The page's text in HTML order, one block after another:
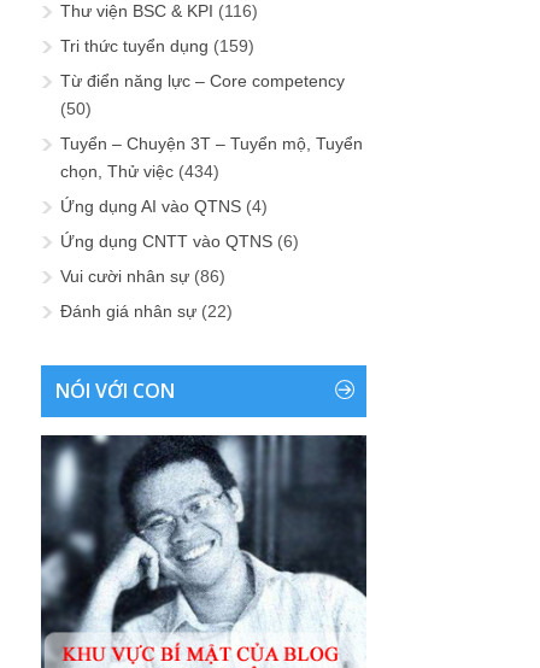
Thư viện BSC & KPI (116)
Tri thức tuyển dụng (159)
Từ điển năng lực – Core competency
(50)
Tuyển – Chuyện 3T – Tuyển mộ, Tuyển
chọn, Thử việc (434)
Ứng dụng AI vào QTNS (4)
Ứng dụng CNTT vào QTNS (6)
Vui cười nhân sự (86)
Đánh giá nhân sự (22)
NÓI VỚI CON